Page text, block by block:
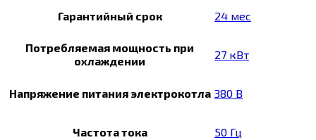
Гарантийный срок 24 мес
Потребляемая мощность при
охлаждении
27 кВт
Напряжение питания электрокотла 380 В
Частота тока 50 Гц